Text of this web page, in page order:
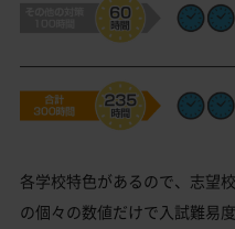
各学校特色があるので、志望
の個々の数値だけで入試難易